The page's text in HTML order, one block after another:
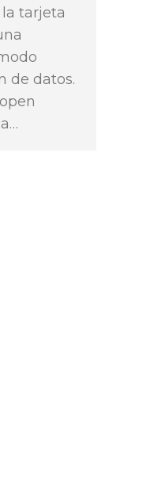
tarjeta
de datos.